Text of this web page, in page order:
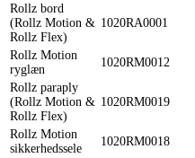
Rollz bord
(Rollz Motion &
Rollz Flex)
1020RA0001
Rollz Motion
ryglæn
1020RM0012
Rollz paraply
(Rollz Motion &
Rollz Flex)
1020RM0019
Rollz Motion
sikkerhedssele
1020RM0018